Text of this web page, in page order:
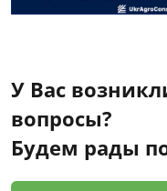
У Вас
вопросы?
Будем рады